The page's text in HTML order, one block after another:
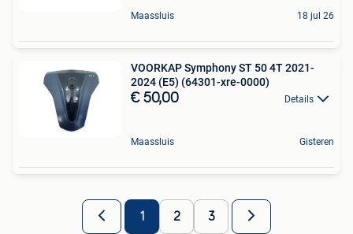
Maassluis 18 jul 26
VOORKAP Symphony ST 50 4T 2021-
2024 (E5) (64301-xre-0000)
€ 50,00 Details
Maassluis Gisteren
1 2 3